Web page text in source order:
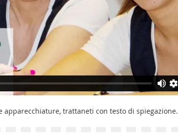
apparecchiature, trattaneti con testo di spiegazione.